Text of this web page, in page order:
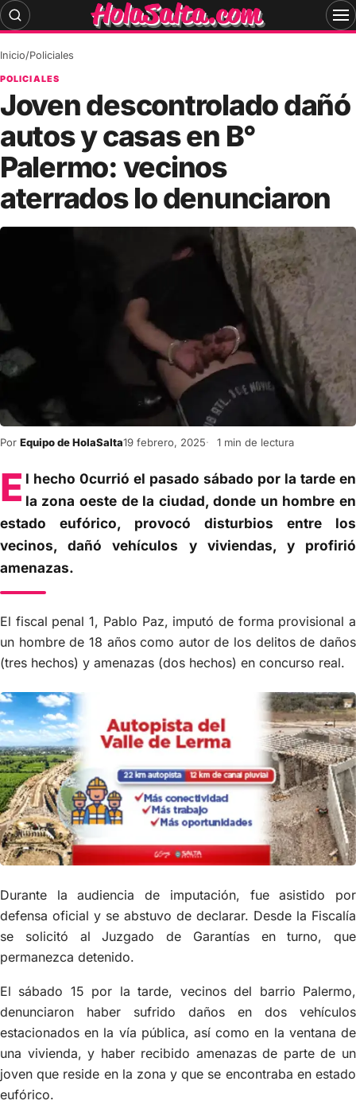
Skip
to
Inicio/Policiales
POLICIALES
Joven descontrolado dañó
autos y casas en B°
Palermo: vecinos
aterrados lo denunciaron
Por Equipo de HolaSalta19 febrero, 2025 1 min de lectura
E l hecho 0currió el pasado sábado por la tarde en
la zona oeste de la ciudad, donde un hombre en
estado eufórico, provocó disturbios entre los
vecinos, dañó vehículos y viviendas, y profirió
amenazas.
El fiscal penal 1, Pablo Paz, imputó de forma provisional a
un hombre de 18 años como autor de los delitos de daños
(tres hechos) y amenazas (dos hechos) en concurso real.
Durante la audiencia de imputación, fue asistido por
defensa oficial y se abstuvo de declarar. Desde la Fiscalía
se solicitó al Juzgado de Garantías en turno, que
permanezca detenido.
El sábado 15 por la tarde, vecinos del barrio Palermo,
denunciaron haber sufrido daños en dos vehículos
estacionados en la vía pública, así como en la ventana de
una vivienda, y haber recibido amenazas de parte de un
joven que reside en la zona y que se encontraba en estado
eufórico.